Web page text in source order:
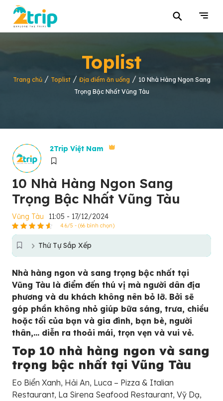
⚲
Toplist
Trang chủ/ Toplist/ Địa điểm ăn uống / 10 Nhà Hàng Ngon Sang
Trọng Bậc Nhất Vũng Tàu
2Trip Việt Nam
10 Nhà Hàng Ngon Sang
Trọng Bậc Nhất Vũng Tàu
Vũng Tàu 11:05 - 17/12/2024
4.6/5 - (66 bình chọn)
Thứ Tự Sắp Xếp
Nhà hàng ngon và sang trọng bậc nhất tại
Vũng Tàu là điểm đến thú vị mà người dân địa
phương và du khách không nên bỏ lỡ. Bởi sẽ
góp phần không nhỏ giúp bữa sáng, trưa, chiều
hoặc tối của bạn và gia đình, bạn bè, người
thân,… diễn ra thoải mái, trọn vẹn và vui vẻ.
Top 10 nhà hàng ngon và sang
trọng bậc nhất tại Vũng Tàu
Eo Biển Xanh, Hải An, Luca – Pizza & Italian
Restaurant, La Sirena Seafood Restaurant, Vỹ Dạ,